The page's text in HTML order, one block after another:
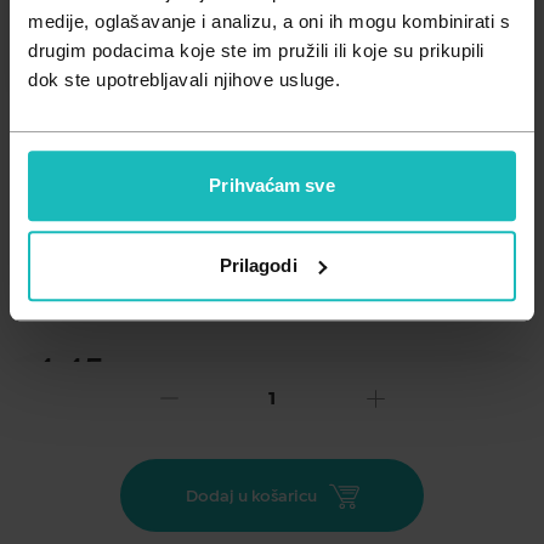
medije, oglašavanje i analizu, a oni ih mogu kombinirati s
drugim podacima koje ste im pružili ili koje su prikupili
dok ste upotrebljavali njihove usluge.
Prihvaćam sve
Prilagodi
Zdravlje muškarca
Zdravlje žene
Minerali
Probiotici i prebiotici
Važna obavijest prema Zakonu o zaštiti potrošača..
4,45
Zubni konac trebao bi biti bitan dio vaše dnevne rutine, jer
samo četkanje uklanja samo polovicu svih naslaga. GUM
Dodaj u košaricu